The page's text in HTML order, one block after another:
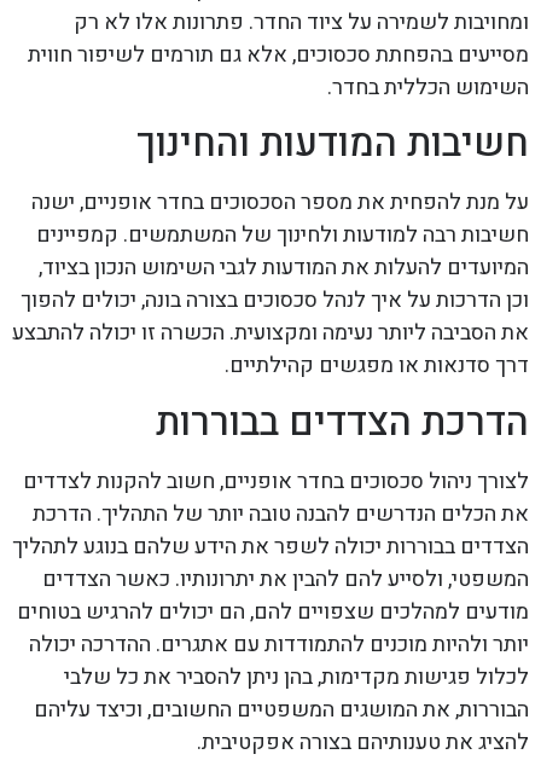
ומחויבות לשמירה על ציוד החדר. פתרונות אלו לא רק
מסייעים בהפחתת סכסוכים, אלא גם תורמים לשיפור חווית
השימוש הכללית בחדר.
חשיבות המודעות והחינוך
על מנת להפחית את מספר הסכסוכים בחדר אופניים, ישנה
חשיבות רבה למודעות ולחינוך של המשתמשים. קמפיינים
המיועדים להעלות את המודעות לגבי השימוש הנכון בציוד,
וכן הדרכות על איך לנהל סכסוכים בצורה בונה, יכולים להפוך
את הסביבה ליותר נעימה ומקצועית. הכשרה זו יכולה להתבצע
דרך סדנאות או מפגשים קהילתיים.
הדרכת הצדדים בבוררות
לצורך ניהול סכסוכים בחדר אופניים, חשוב להקנות לצדדים
את הכלים הנדרשים להבנה טובה יותר של התהליך. הדרכת
הצדדים בבוררות יכולה לשפר את הידע שלהם בנוגע לתהליך
המשפטי, ולסייע להם להבין את יתרונותיו. כאשר הצדדים
מודעים למהלכים שצפויים להם, הם יכולים להרגיש בטוחים
יותר ולהיות מוכנים להתמודדות עם אתגרים. ההדרכה יכולה
לכלול פגישות מקדימות, בהן ניתן להסביר את כל שלבי
הבוררות, את המושגים המשפטיים החשובים, וכיצד עליהם
להציג את טענותיהם בצורה אפקטיבית.